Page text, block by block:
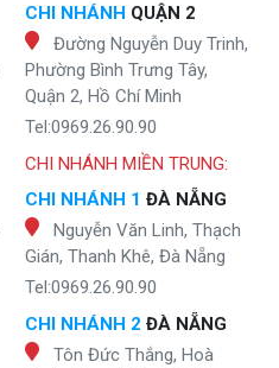
CHI NHÁNH QUẬN 2
Đường Nguyễn Duy Trinh,
Phường Bình Trưng Tây,
Quận 2, Hồ Chí Minh
Tel:0969.26.90.90
CHI NHÁNH MIỀN TRUNG:
CHI NHÁNH 1 ĐÀ NẴNG
Nguyễn Văn Linh, Thạch
Gián, Thanh Khê, Đà Nẵng
Tel:0969.26.90.90
CHI NHÁNH 2 ĐÀ NẴNG
Tôn Đức Thắng, Hoà